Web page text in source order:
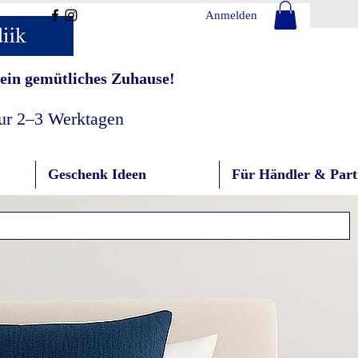
gemütliches Zuhause!
2–3 Werktagen
Anmelden
Geschenk Ideen Für Händler &